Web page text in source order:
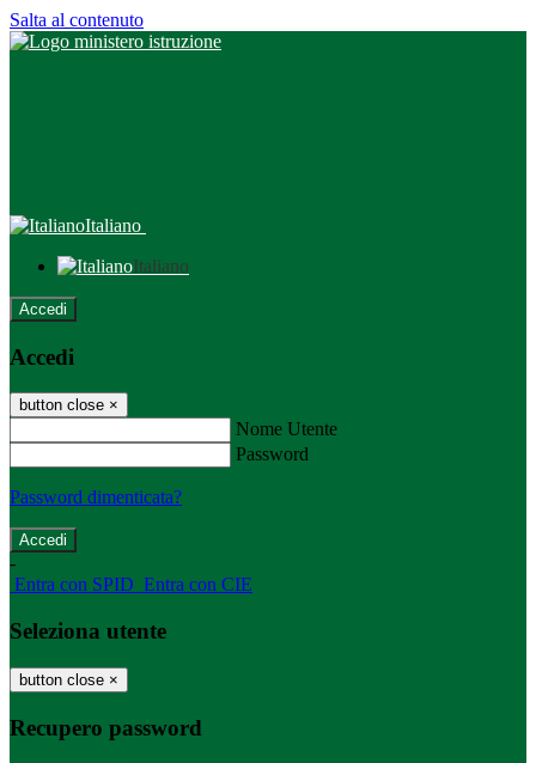
Salta al contenuto
Italiano
Italiano
Accedi
Accedi
button close ×
Nome Utente
Password
Password dimenticata?
-
Entra con SPID Entra con CIE
Seleziona utente
button close ×
Recupero password